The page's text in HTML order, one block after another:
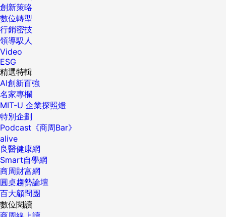
創新策略
數位轉型
行銷密技
領導馭人
Video
ESG
精選特輯
AI創新百強
名家專欄
MIT-U 企業探照燈
特別企劃
Podcast《商周Bar》
alive
良醫健康網
Smart自學網
商周財富網
圓桌趨勢論壇
百大顧問團
數位閱讀